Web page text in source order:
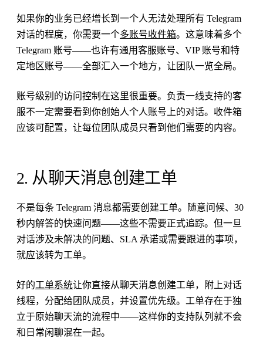
如果你的业务已经增长到一个人无法处理所有 Telegram
对话的程度，你需要一个多账号收件箱。这意味着多个
Telegram 账号——也许有通用客服账号、VIP 账号和特
定地区账号——全部汇入一个地方，让团队一览全局。
账号级别的访问控制在这里很重要。负责一线支持的客
服不一定需要看到你创始人个人账号上的对话。收件箱
应该可配置，让每位团队成员只看到他们需要的内容。
2. 从聊天消息创建工单
不是每条 Telegram 消息都需要创建工单。随意问候、30
秒内解答的快速问题——这些不需要正式追踪。但一旦
对话涉及未解决的问题、SLA 承诺或需要跟进的事项，
就应该转为工单。
好的工单系统让你直接从聊天消息创建工单，附上对话
线程，分配给团队成员，并设置优先级。工单存在于独
立于原始聊天流的流程中——这样你的支持队列就不会
和日常闲聊混在一起。